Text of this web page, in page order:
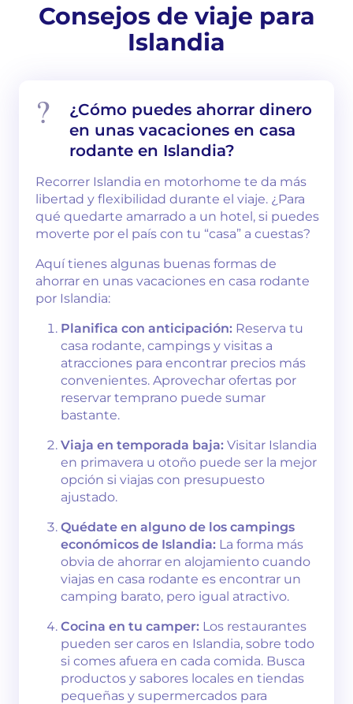
Consejos de viaje para
Islandia
¿Cómo puedes ahorrar dinero
en unas vacaciones en casa
rodante en Islandia?
Recorrer Islandia en motorhome te da más
libertad y flexibilidad durante el viaje. ¿Para
qué quedarte amarrado a un hotel, si puedes
moverte por el país con tu “casa” a cuestas?
Aquí tienes algunas buenas formas de
ahorrar en unas vacaciones en casa rodante
por Islandia:
Planifica con anticipación: Reserva tu
casa rodante, campings y visitas a
atracciones para encontrar precios más
convenientes. Aprovechar ofertas por
reservar temprano puede sumar
bastante.
Viaja en temporada baja: Visitar Islandia
en primavera u otoño puede ser la mejor
opción si viajas con presupuesto
ajustado.
Quédate en alguno de los campings
económicos de Islandia: La forma más
obvia de ahorrar en alojamiento cuando
viajas en casa rodante es encontrar un
camping barato, pero igual atractivo.
Cocina en tu camper: Los restaurantes
pueden ser caros en Islandia, sobre todo
si comes afuera en cada comida. Busca
productos y sabores locales en tiendas
pequeñas y supermercados para